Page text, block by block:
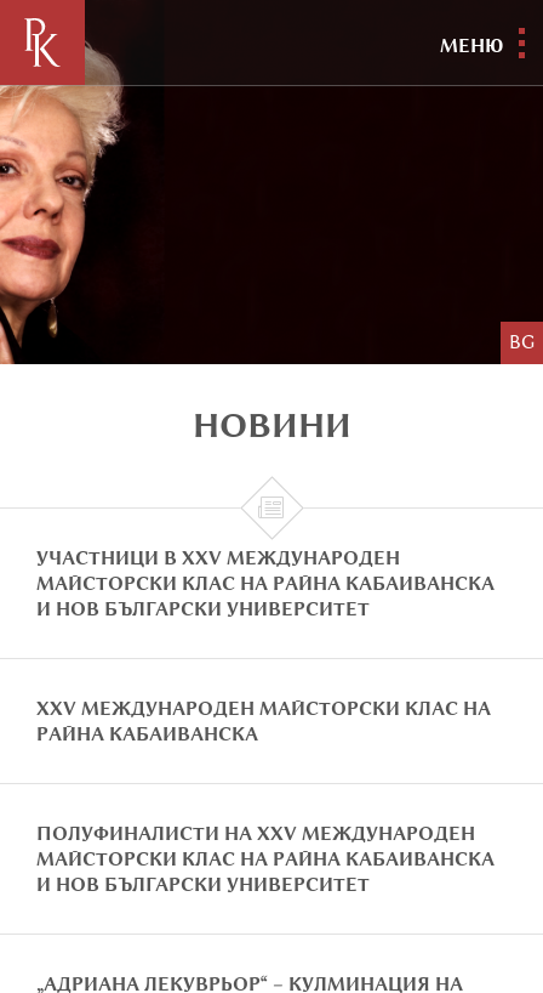
МЕНЮ
BG
НОВИНИ

УЧАСТНИЦИ В XXV МЕЖДУНАРОДЕН
МАЙСТОРСКИ КЛАС НА РАЙНА КАБАИВАНСКА
И НОВ БЪЛГАРСКИ УНИВЕРСИТЕТ
XXV МЕЖДУНАРОДЕН МАЙСТОРСКИ КЛАС НА
РАЙНА КАБАИВАНСКА
ПОЛУФИНАЛИСТИ НА XXV МЕЖДУНАРОДЕН
МАЙСТОРСКИ КЛАС НА РАЙНА КАБАИВАНСКА
И НОВ БЪЛГАРСКИ УНИВЕРСИТЕТ
„АДРИАНА ЛЕКУВРЬОР“ – КУЛМИНАЦИЯ НА